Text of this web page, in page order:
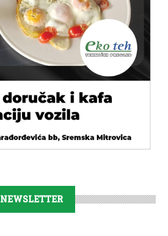
NEWSLETTER